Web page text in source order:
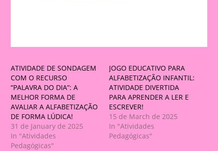
ATIVIDADE DE SONDAGEM
COM O RECURSO
“PALAVRA DO DIA”: A
MELHOR FORMA DE
AVALIAR A ALFABETIZAÇÃO
DE FORMA LÚDICA!
31 de January de 2025
In "Atividades
Pedagógicas"
JOGO EDUCATIVO PARA
ALFABETIZAÇÃO INFANTIL:
ATIVIDADE DIVERTIDA
PARA APRENDER A LER E
ESCREVER!
15 de March de 2025
In "Atividades
Pedagógicas"